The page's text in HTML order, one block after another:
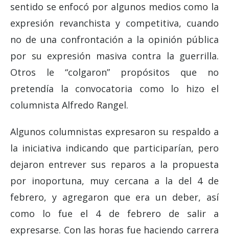
sentido se enfocó por algunos medios como la
expresión revanchista y competitiva, cuando
no de una confrontación a la opinión pública
por su expresión masiva contra la guerrilla.
Otros le “colgaron” propósitos que no
pretendía la convocatoria como lo hizo el
columnista Alfredo Rangel.
Algunos columnistas expresaron su respaldo a
la iniciativa indicando que participarían, pero
dejaron entrever sus reparos a la propuesta
por inoportuna, muy cercana a la del 4 de
febrero, y agregaron que era un deber, así
como lo fue el 4 de febrero de salir a
expresarse. Con las horas fue haciendo carrera